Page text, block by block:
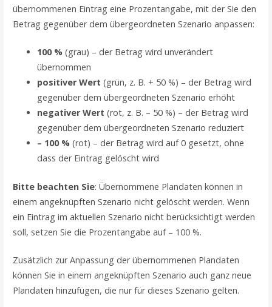
übernommenen Eintrag eine Prozentangabe, mit der Sie den
Betrag gegenüber dem übergeordneten Szenario anpassen:
100 % (grau) – der Betrag wird unverändert
übernommen
positiver Wert (grün, z. B. + 50 %) – der Betrag wird
gegenüber dem übergeordneten Szenario erhöht
negativer Wert (rot, z. B. – 50 %) – der Betrag wird
gegenüber dem übergeordneten Szenario reduziert
– 100 % (rot) – der Betrag wird auf 0 gesetzt, ohne
dass der Eintrag gelöscht wird
Bitte beachten Sie: Übernommene Plandaten können in
einem angeknüpften Szenario nicht gelöscht werden. Wenn
ein Eintrag im aktuellen Szenario nicht berücksichtigt werden
soll, setzen Sie die Prozentangabe auf – 100 %.
Zusätzlich zur Anpassung der übernommenen Plandaten
können Sie in einem angeknüpften Szenario auch ganz neue
Plandaten hinzufügen, die nur für dieses Szenario gelten.